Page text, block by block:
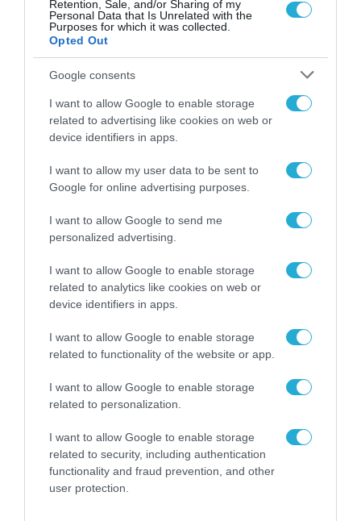
Retention, Sale, and/or Sharing of my
Personal Data that Is Unrelated with the
Purposes for which it was collected.
Opted Out
Google consents
I want to allow Google to enable storage
related to advertising like cookies on web or
device identifiers in apps.
I want to allow my user data to be sent to
Google for online advertising purposes.
I want to allow Google to send me
personalized advertising.
I want to allow Google to enable storage
related to analytics like cookies on web or
device identifiers in apps.
I want to allow Google to enable storage
related to functionality of the website or app.
I want to allow Google to enable storage
related to personalization.
I want to allow Google to enable storage
related to security, including authentication
functionality and fraud prevention, and other
user protection.
ΣΥΓΚΟΙΝΩΝΙΕΣ ΜΗΤΣΟΤΑΚΗΣ ΚΥΡΑΝΑΚΗΣ